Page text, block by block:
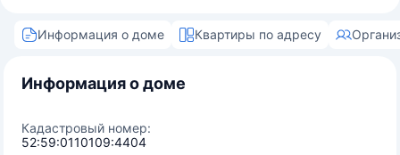
Информация о доме Квартиры по адресу
Информация о доме
Кадастровый номер:
52:59:0110109:4404